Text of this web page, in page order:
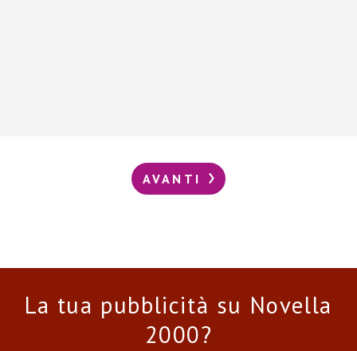
AVANTI
La tua pubblicità su Novella
2000?